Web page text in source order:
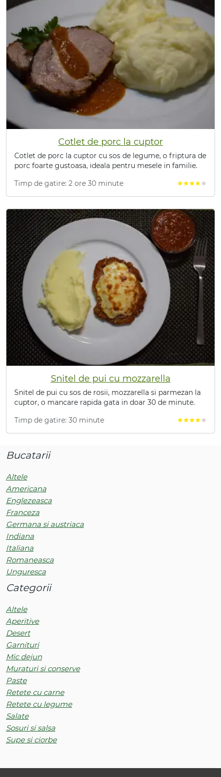
Cotlet de porc la cuptor
Cotlet de porc la cuptor cu sos de legume, o friptura de
porc foarte gustoasa, ideala pentru mesele in familie.
Timp de gatire: 2 ore 30 minute
starstarstarstar star
Snitel de pui cu mozzarella
Snitel de pui cu sos de rosii, mozzarella si parmezan la
cuptor, o mancare rapida gata in doar 30 de minute.
Timp de gatire: 30 minute
starstarstarstar star
Bucatarii
Altele
Americana
Englezeasca
Franceza
Germana si austriaca
Indiana
Italiana
Romaneasca
Unguresca
Categorii
Altele
Aperitive
Desert
Garnituri
Mic dejun
Muraturi si conserve
Paste
Retete cu carne
Retete cu legume
Salate
Sosuri si salsa
Supe si ciorbe